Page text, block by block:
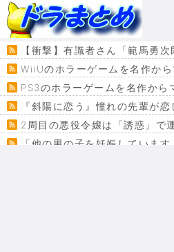
【衝撃】有識者さん「範馬勇
WiiUのホラーゲームを名作か
PS3のホラーゲームを名作か
『斜陽に恋う』憧れの先輩が
2周目の悪役令嬢は「誘惑」で
「他の男の子を妊娠していま